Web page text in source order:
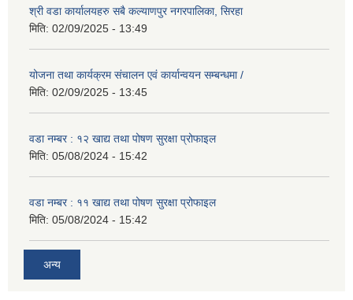
श्री वडा कार्यालयहरु सबै कल्याणपुर नगरपालिका, सिरहा
मिति: 02/09/2025 - 13:49
योजना तथा कार्यक्रम संचालन एवं कार्यान्वयन सम्बन्धमा /
मिति: 02/09/2025 - 13:45
वडा नम्बर : १२ खाद्य तथा पोषण सुरक्षा प्रोफाइल
मिति: 05/08/2024 - 15:42
वडा नम्बर : ११ खाद्य तथा पोषण सुरक्षा प्रोफाइल
मिति: 05/08/2024 - 15:42
अन्य